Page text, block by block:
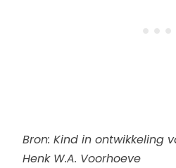
Bron: Kind in ontwikkeling
Henk W.A. Voorhoeve